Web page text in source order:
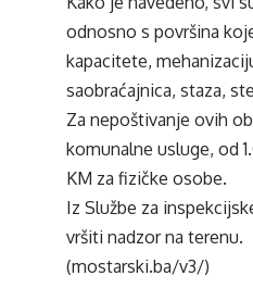
odnosno s površina
kapacitete,
saobraćajnica, staza,
Za nepoštivanje ovih
komunalne usluge, od
KM za fizičke osobe.
Iz Službe za
vršiti nadzor na terenu.
(mostarski.ba/v3/)